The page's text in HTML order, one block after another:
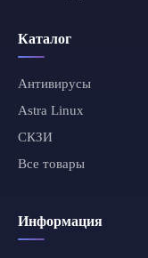
Каталог
Антивирусы
Astra Linux
СКЗИ
Все товары
Информация